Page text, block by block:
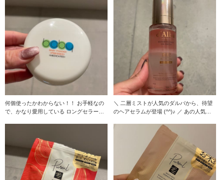
何個使ったかわからない！！ お手軽なの
で、かなり愛用している ロングセラーの
＼ 二層ミストが人気のダルバから、待望
のヘアセラムが登場 (^^)♪ ／ あの人気ミ